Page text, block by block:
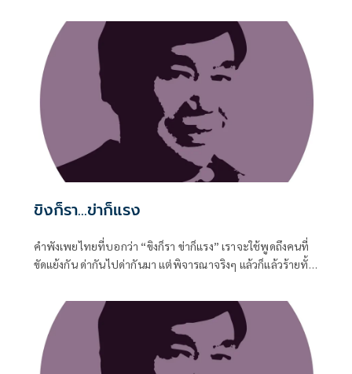
ขิงก็รา...ข่าก็แรง
คำพังเพยไทยที่บอกว่า “ขิงก็รา ข่าก็แรง” เราจะใช้พูดถึงคนที่
ขัดแย้งกัน ด่ากันไปด่ากันมา แต่พิจารณาจริงๆ แล้วก็แล้วร้ายทั้ง
หลายอย่างที่ไม่ดี